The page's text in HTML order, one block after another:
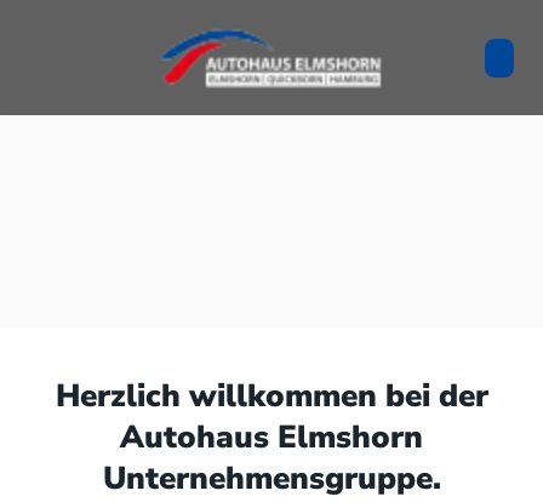
Herzlich willkommen bei der
Autohaus Elmshorn
Unternehmensgruppe.